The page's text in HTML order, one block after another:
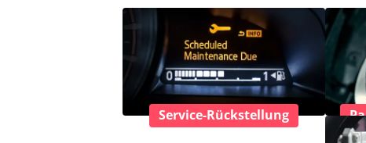
Service-Rückstellung